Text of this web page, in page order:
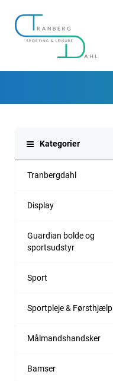
Kategorier
Tranbergdahl
Display
Guardian bolde og
sportsudstyr
Sport
Sportpleje & Førsthjælp
Målmandshandsker
Bamser